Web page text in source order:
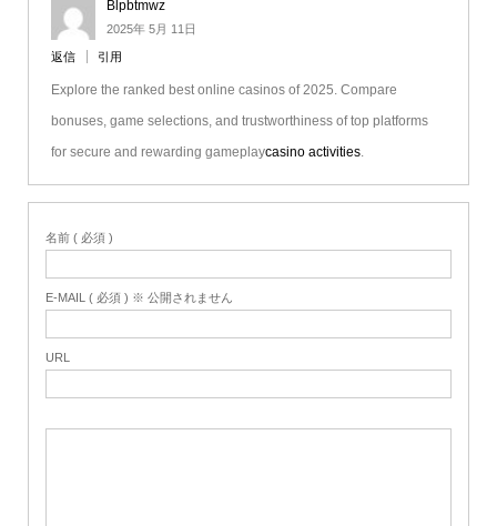
Blpbtmwz
2025年 5月 11日
返信 引用
Explore the ranked best online casinos of 2025. Compare
bonuses, game selections, and trustworthiness of top platforms
for secure and rewarding gameplaycasino activities.
名前 ( 必須 )
E-MAIL ( 必須 ) ※ 公開されません
URL